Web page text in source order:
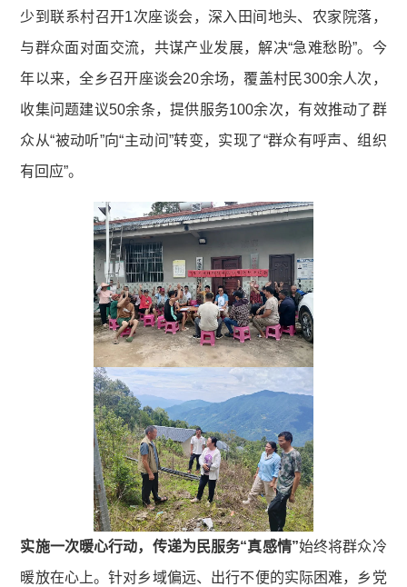
少到联系村召开1次座谈会，深入田间地头、农家院落，
与群众面对面交流，共谋产业发展，解决“急难愁盼”。今
年以来，全乡召开座谈会20余场，覆盖村民300余人次，
收集问题建议50余条，提供服务100余次，有效推动了群
众从“被动听”向“主动问”转变，实现了“群众有呼声、组织
有回应”。
实施一次暖心行动，传递为民服务“真感情”始终将群众冷
暖放在心上。针对乡域偏远、出行不便的实际困难，乡党